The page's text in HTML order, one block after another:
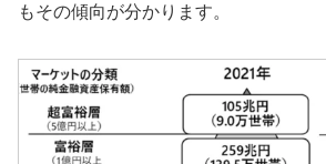
もその傾向が分かります。